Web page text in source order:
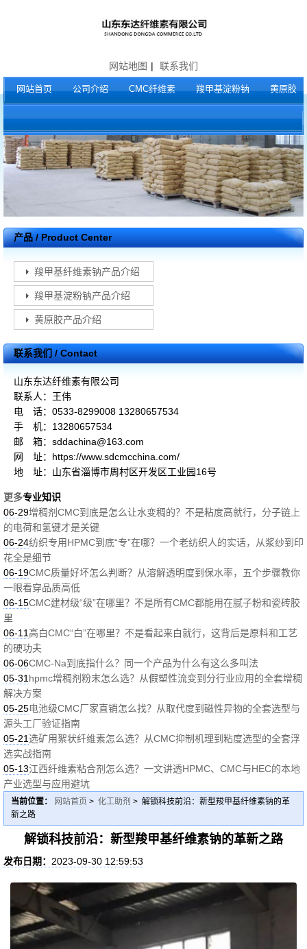
网站地图 | 联系我们
网站首页 公司介绍 CMC纤维素 羧甲基淀粉钠 黄原胶
产品 / Product Center
羧甲基纤维素钠产品介绍
羧甲基淀粉钠产品介绍
黄原胶产品介绍
联系我们 / Contact
山东东达纤维素有限公司
联系人：王伟
电 话：0533-8299008 13280657534
手 机：13280657534
邮 箱：sddachina@163.com
网 址：https://www.sdcmcchina.com/
地 址：山东省淄博市周村区开发区工业园16号
更多专业知识
06-29增稠剂CMC到底是怎么让水变稠的？不是粘度高就行，分子链上
的电荷和氢键才是关键
06-24纺织专用HPMC到底“专”在哪？一个老纺织人的实话，从浆纱到印
花全是细节
06-19CMC质量好坏怎么判断？从溶解透明度到保水率，五个步骤教你
一眼看穿品质高低
06-15CMC建材级“级”在哪里？不是所有CMC都能用在腻子粉和瓷砖胶
里
06-11高白CMC“白”在哪里？不是看起来白就行，这背后是原料和工艺
的硬功夫
06-06CMC-Na到底指什么？同一个产品为什么有这么多叫法
05-31 hpmc增稠剂粉末怎么选？从假塑性流变到分行业应用的全套增稠
解决方案
05-25电池级CMC厂家直销怎么找？从取代度到磁性异物的全套选型与
源头工厂验证指南
05-21选矿用絮状纤维素怎么选？从CMC抑制机理到粘度选型的全套浮
选实战指南
05-13江西纤维素粘合剂怎么选？一文讲透HPMC、CMC与HEC的本地
产业选型与应用避坑
当前位置： 网站首页 > 化工助剂 > 解锁科技前沿：新型羧甲基纤维素钠的革
新之路
解锁科技前沿：新型羧甲基纤维素钠的革新之路
发布日期： 2023-09-30 12:59:53